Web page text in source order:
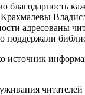
поддержали
источник